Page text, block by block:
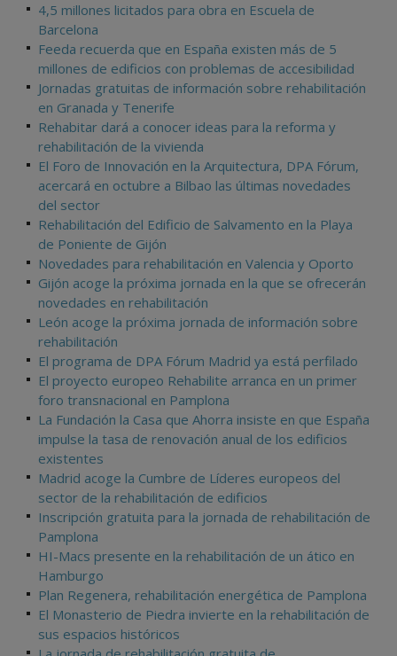
4,5 millones licitados para obra en Escuela de
Barcelona
Feeda recuerda que en España existen más de 5
millones de edificios con problemas de accesibilidad
Jornadas gratuitas de información sobre rehabilitación
en Granada y Tenerife
Rehabitar dará a conocer ideas para la reforma y
rehabilitación de la vivienda
El Foro de Innovación en la Arquitectura, DPA Fórum,
acercará en octubre a Bilbao las últimas novedades
del sector
Rehabilitación del Edificio de Salvamento en la Playa
de Poniente de Gijón
Novedades para rehabilitación en Valencia y Oporto
Gijón acoge la próxima jornada en la que se ofrecerán
novedades en rehabilitación
León acoge la próxima jornada de información sobre
rehabilitación
El programa de DPA Fórum Madrid ya está perfilado
El proyecto europeo Rehabilite arranca en un primer
foro transnacional en Pamplona
La Fundación la Casa que Ahorra insiste en que España
impulse la tasa de renovación anual de los edificios
existentes
Madrid acoge la Cumbre de Líderes europeos del
sector de la rehabilitación de edificios
Inscripción gratuita para la jornada de rehabilitación de
Pamplona
HI-Macs presente en la rehabilitación de un ático en
Hamburgo
Plan Regenera, rehabilitación energética de Pamplona
El Monasterio de Piedra invierte en la rehabilitación de
sus espacios históricos